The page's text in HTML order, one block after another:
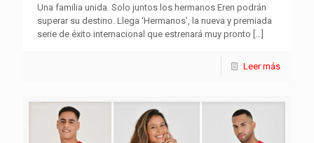
Una familia unida. Solo juntos los hermanos Eren podrán
superar su destino. Llega ‘Hermanos’, la nueva y premiada
serie de éxito internacional que estrenará muy pronto […]
Leer más